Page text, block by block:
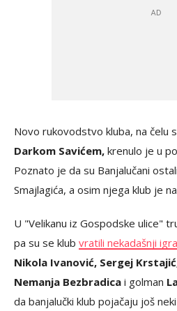
Novo rukovodstvo kluba, na čelu
Darkom Savićem, krenulo je u
Poznato je da su Banjalučani
Smajlagića, a osim njega klub je
U "Velikanu iz Gospodske ulice"
pa su se klub vratili nekadašnji
Nikola Ivanović, Sergej
Nemanja Bezbradica i golman
da banjalučki klub pojačaju još